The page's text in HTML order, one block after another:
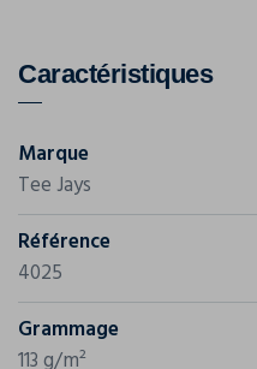
Caractéristiques
Marque
Tee Jays
Référence
4025
Grammage
113 g/m²